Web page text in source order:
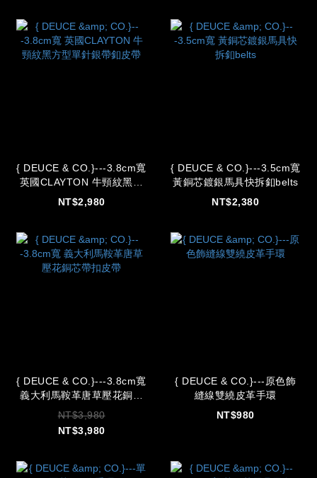
{ DEUCE & CO.}---3.8cm寬
英國CLAYTON 牛頸紋黑方
型單針銀帶釦皮帶
NT$2,980
{ DEUCE & CO.}---3.5cm寬
黃銅芯鍍銀馬具快拆釦belts
NT$2,380
{ DEUCE & CO.}---3.8cm寬
義大利馬鞍革唐草壓花銅芯
帶扣皮帶
NT$3,980
NT$3,980
{ DEUCE & CO.}---原色飾
縫線雙繞皮革手環
NT$980